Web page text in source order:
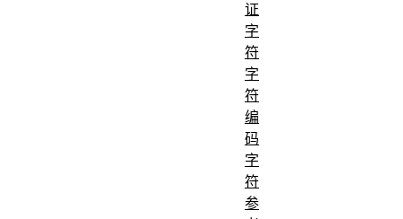
证
字
符
字
符
编
码
字
符
参